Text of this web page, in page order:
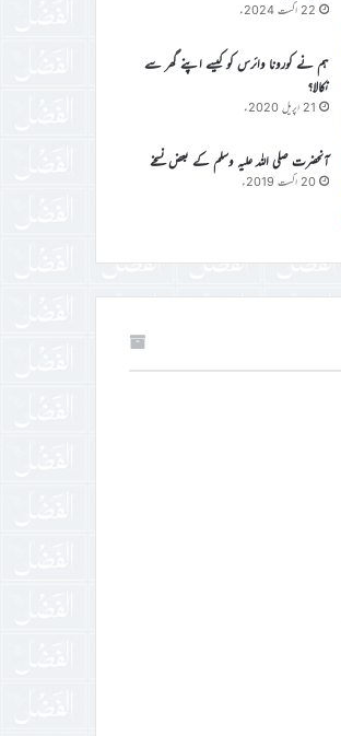
22 اگست 2024ء
ہم نے کورونا وائرس کو کیسے اپنے گھر سے
نکالا؟
21 اپریل 2020ء
آنحضرت صلی اللہ علیہ وسلم کے بعض نسخے
20 اگست 2019ء